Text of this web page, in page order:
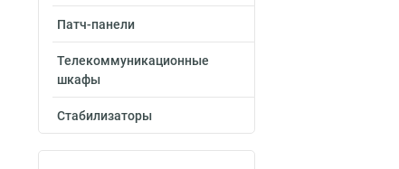
Патч-панели
Телекоммуникационные
шкафы
Стабилизаторы